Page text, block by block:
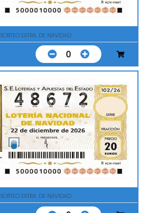
SORTEO EXTRA. DE NAVIDAD
0
SORTEO EXTRA. DE NAVIDAD